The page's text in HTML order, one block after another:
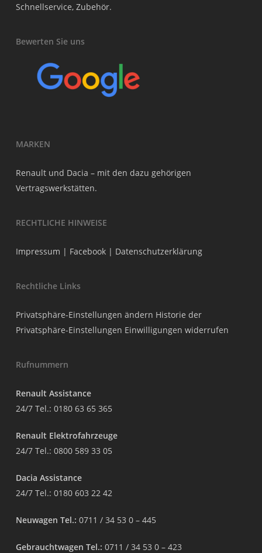
Schnellservice, Zubehör.
Bewerten Sie uns
MARKEN
Renault und Dacia – mit den dazu gehörigen
Vertragswerkstätten.
RECHTLICHE HINWEISE
Impressum | Facebook| Datenschutzerklärung
Rechtliche Links
Privatsphäre-Einstellungen ändern Historie der
Privatsphäre-Einstellungen Einwilligungen widerrufen
Rufnummern
Renault Assistance
24/7 Tel.: 0180 63 65 365
Renault Elektrofahrzeuge
24/7 Tel.: 0800 589 33 05
Dacia Assistance
24/7 Tel.: 0180 603 22 42
Neuwagen Tel.: 0711 / 34 53 0 – 445
Gebrauchtwagen Tel.: 0711 / 34 53 0 – 423